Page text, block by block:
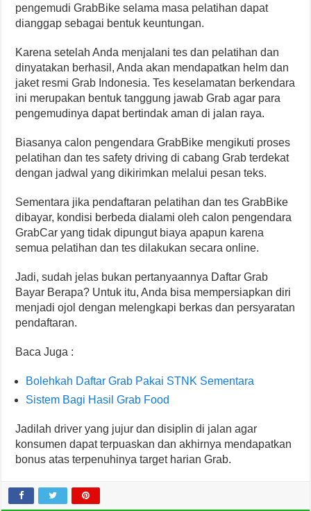
pengemudi GrabBike selama masa pelatihan dapat
dianggap sebagai bentuk keuntungan.
Karena setelah Anda menjalani tes dan pelatihan dan
dinyatakan berhasil, Anda akan mendapatkan helm dan
jaket resmi Grab Indonesia. Tes keselamatan berkendara
ini merupakan bentuk tanggung jawab Grab agar para
pengemudinya dapat bertindak aman di jalan raya.
Biasanya calon pengendara GrabBike mengikuti proses
pelatihan dan tes safety driving di cabang Grab terdekat
dengan jadwal yang dikirimkan melalui pesan teks.
Sementara jika pendaftaran pelatihan dan tes GrabBike
dibayar, kondisi berbeda dialami oleh calon pengendara
GrabCar yang tidak dipungut biaya apapun karena
semua pelatihan dan tes dilakukan secara online.
Jadi, sudah jelas bukan pertanyaannya Daftar Grab
Bayar Berapa? Untuk itu, Anda bisa mempersiapkan diri
menjadi ojol dengan melengkapi berkas dan persyaratan
pendaftaran.
Baca Juga :
Bolehkah Daftar Grab Pakai STNK Sementara
Sistem Bagi Hasil Grab Food
Jadilah driver yang jujur ​​dan disiplin di jalan agar
konsumen dapat terpuaskan dan akhirnya mendapatkan
bonus atas terpenuhinya target harian Grab.